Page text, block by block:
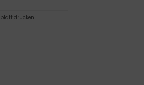
drucken